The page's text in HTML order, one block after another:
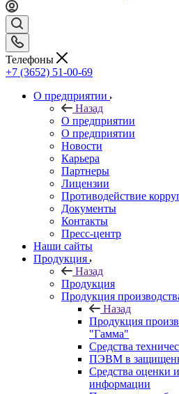
Телефоны
+7 (3652) 51-00-69
О предприятии
Назад
О предприятии
О предприятии
Новости
Карьера
Партнеры
Лицензии
Противодействие
Документы
Контакты
Пресс-центр
Наши сайты
Продукция
Назад
Продукция
Продукция
Назад
Продукция
"Гамма"
Средства
ПЭВМ в
Средства оценки
информации